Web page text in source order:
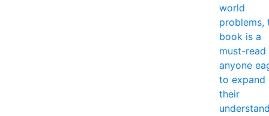
world
problems,
book is a
must-
anyone
to expand
their